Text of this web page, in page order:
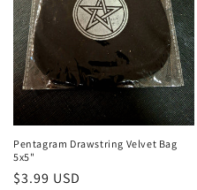
Pentagram Drawstring Velvet Bag
5x5"
Prix habituel
$3.99 USD